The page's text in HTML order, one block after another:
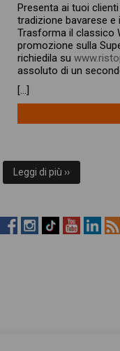
Presenta ai tuoi
tradizione bavarese e
Trasforma il classico
promozione sulla
richiedila su
assoluto di un
[…]
Leggi di più ››
RistopiùNews
RistopiùNews
RistopiùNews